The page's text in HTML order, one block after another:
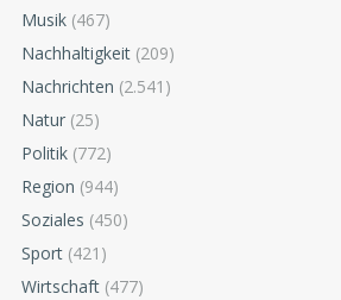
Musik (467)
Nachhaltigkeit (209)
Nachrichten (2.541)
Natur (25)
Politik (772)
Region (944)
Soziales (450)
Sport (421)
Wirtschaft (477)